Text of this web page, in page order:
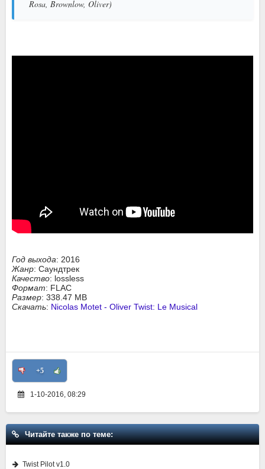
Rosa, Brownlow, Oliver)
Год выхода: 2016
Жанр: Саундтрек
Качество: lossless
Формат: FLAC
Размер: 338.47 MB
Скачать: Nicolas Motet - Oliver Twist: Le Musical
+5
1-10-2016, 08:29
Читайте также по теме:
Twist Pilot v1.0